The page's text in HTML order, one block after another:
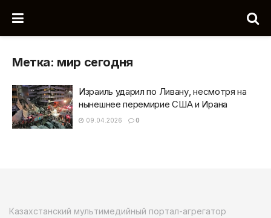
Метка: мир сегодня
Израиль ударил по Ливану, несмотря на
нынешнее перемирие США и Ирана
09.04.2026 0
Казахстанский мультимедийный портал-агрегатор